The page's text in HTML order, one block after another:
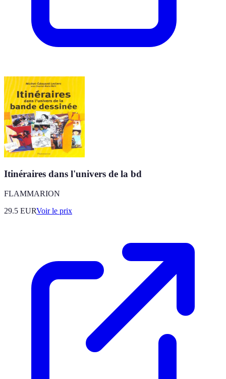
Itinéraires dans l'univers de la bd
FLAMMARION
29.5 EURVoir le prix